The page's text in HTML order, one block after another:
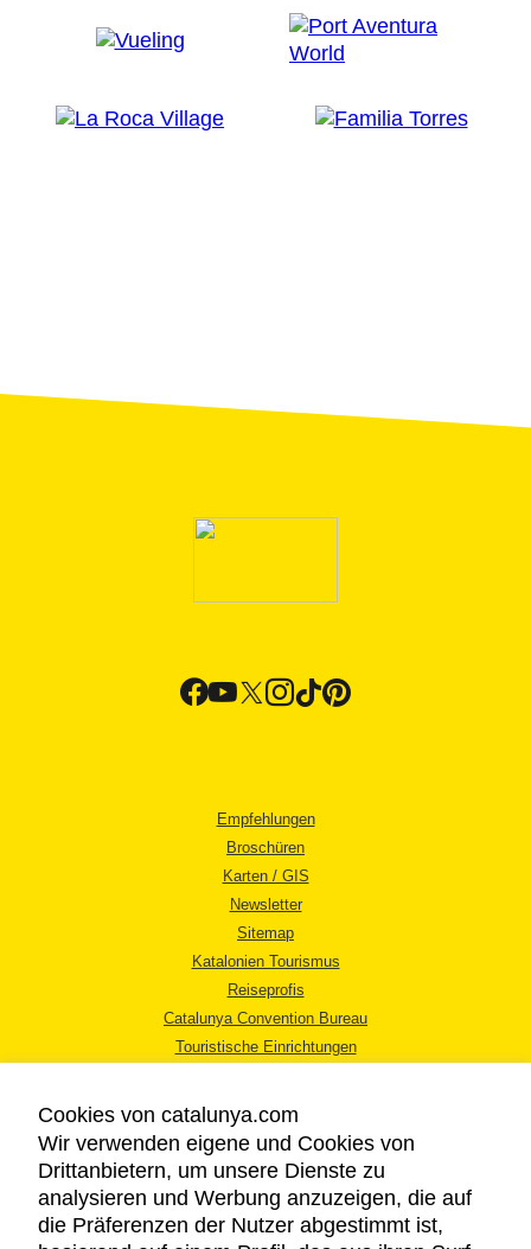
Empfehlungen
Broschüren
Karten / GIS
Newsletter
Sitemap
Katalonien Tourismus
Reiseprofis
Catalunya Convention Bureau
Touristische Einrichtungen
RECHTLICHER HINWEIS
Cookies von catalunya.com
Wir verwenden eigene und Cookies von
Drittanbietern, um unsere Dienste zu
analysieren und Werbung anzuzeigen, die auf
die Präferenzen der Nutzer abgestimmt ist,